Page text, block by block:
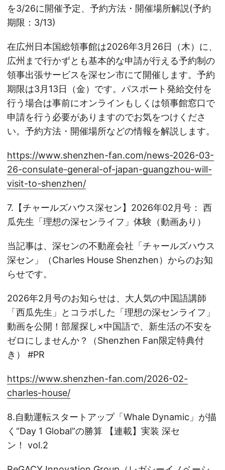
を3/26に開催予定、予約方法・開催場所解説(予約
期限：3/13)
在広州日本国総領事館は2026年3月26日（木）に、
広州まで行かずとも基本的な申請が行える予約制の
領事出張サービスを深セン市にて開催します。予約
期限は3月13日（金）です。パスポート発給交付を
行う場合は事前にオンラインもしくは領事館窓口で
申請を行う必要がありますのでお気をつけくださ
い。予約方法・開催場所などの情報を解説します。
https://www.shenzhen-fan.com/news-2026-03-
26-consulate-general-of-japan-guangzhou-will-
visit-to-shenzhen/
7.【チャールズハウス深セン】2026年02月号： 西
瓜先生「理想の深センライフ」体験（動画あり）
当記事は、深センの不動産会社「チャールズハウス
深セン」（Charles House Shenzhen）からのお知
らせです。
2026年2月号のお知らせは、大人気の中国語講師
「西瓜先生」とコラボした「理想の深センライフ」
動画を公開！部屋探し×中国語で、新生活の不安を
ゼロにしませんか？（Shenzhen Fan限定特典付
き） #PR
https://www.shenzhen-fan.com/2026-02-
charles-house/
8.自動運転スタートアップ「Whale Dynamic」が描
く“Day 1 Global”の勝算 【連載】実装 深セ
ン！ vol.2